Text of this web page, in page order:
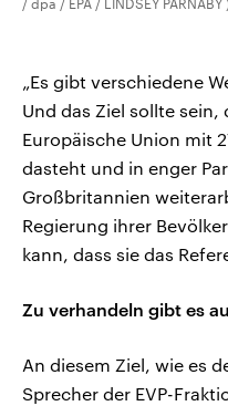
/ dpa / EPA / LINDSEY PARNABY
„Es gibt verschiedene
Und das Ziel sollte sein,
Europäische Union mit
dasteht und in enger
Großbritannien
Regierung ihrer
kann, dass sie das
Zu verhandeln gibt es
An diesem Ziel, wie es
Sprecher der EVP-